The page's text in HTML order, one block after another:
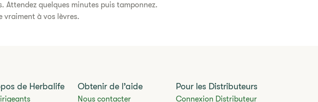
Attendez quelques minutes puis tamponnez.
vraiment à vos lèvres.
de Herbalife Obtenir de l’aide
Nous contacter
Pour les Distributeurs
Connexion Distributeur